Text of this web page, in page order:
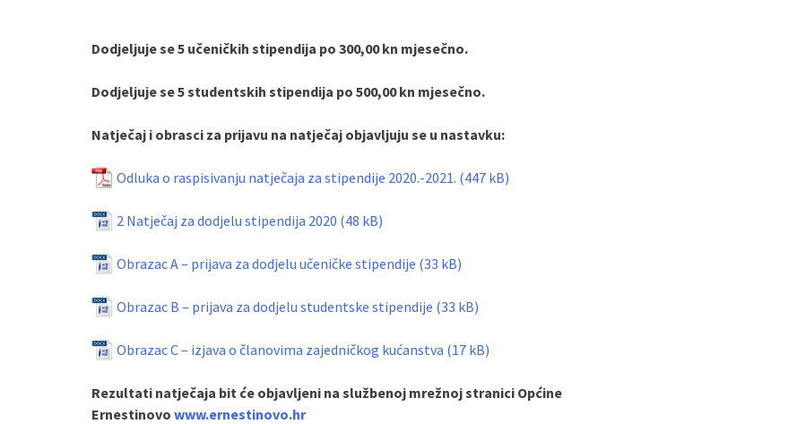
Dodjeljuje se 5 učeničkih stipendija po 300,00 kn mjesečno.
Dodjeljuje se 5 studentskih stipendija po 500,00 kn mjesečno.
Natječaj i obrasci za prijavu na natječaj objavljuju se u nastavku:
Odluka o raspisivanju natječaja za stipendije 2020.-2021.
2 Natječaj za dodjelu stipendija 2020
Obrazac A – prijava za dodjelu učeničke stipendije
Obrazac B – prijava za dodjelu studentske stipendije
Obrazac C – izjava o članovima zajedničkog kućanstva
Rezultati natječaja bit će objavljeni na službenoj mrežnoj stranici Općine
Ernestinovo www.ernestinovo.hr